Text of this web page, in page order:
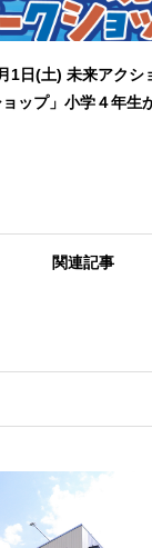
1日(土) 未来アクシ
ップ」小学４年生
大会同日開催！カヤ
関連記事